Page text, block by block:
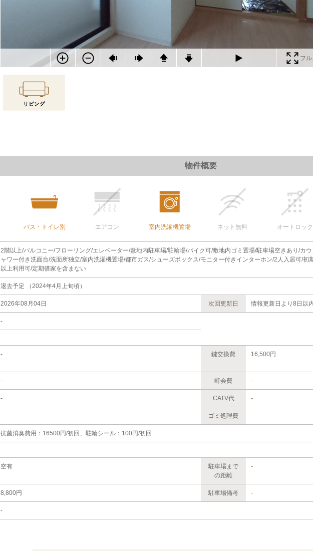
物件情報に戻る
フ
物件概要
バス・トイレ別 エアコン 室内洗濯機置場 ネット無料 オートロック
2階以上/バルコニー/フローリング/エレベーター/敷地内駐車場/駐輪場/バイク可/敷地内ゴミ置場/駐車場空きあり/カ
ャワー付き洗面台/洗面所独立/室内洗濯機置場/都市ガス/シューズボックス/モニター付きインターホン/2人入居可/
以上利用可/定期借家を含まない
退去予定 （2024年4月上旬頃）
2026年08月04日 次回更新日 情報更新日より8日以
-
- 鍵交換費 16,500円
- 町会費 -
- CATV代 -
- ゴミ処理費 -
抗菌消臭費用：16500円/初回、駐輪シール：100円/初回
空有
駐車場まで
の距離
-
8,800円 駐車場備考 -
-